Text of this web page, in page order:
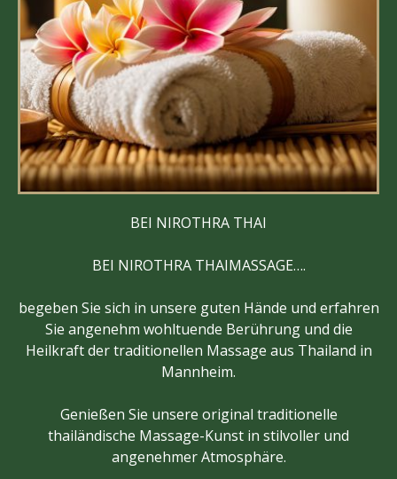
BEI NIROTHRA THAI
BEI NIROTHRA THAIMASSAGE….
begeben Sie sich in unsere guten Hände und erfahren
Sie angenehm wohltuende Berührung und die
Heilkraft der traditionellen Massage aus Thailand in
Mannheim.
Genießen Sie unsere original traditionelle
thailändische Massage-Kunst in stilvoller und
angenehmer Atmosphäre.